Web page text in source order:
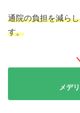
通院の負担を減ら
す。
メデ